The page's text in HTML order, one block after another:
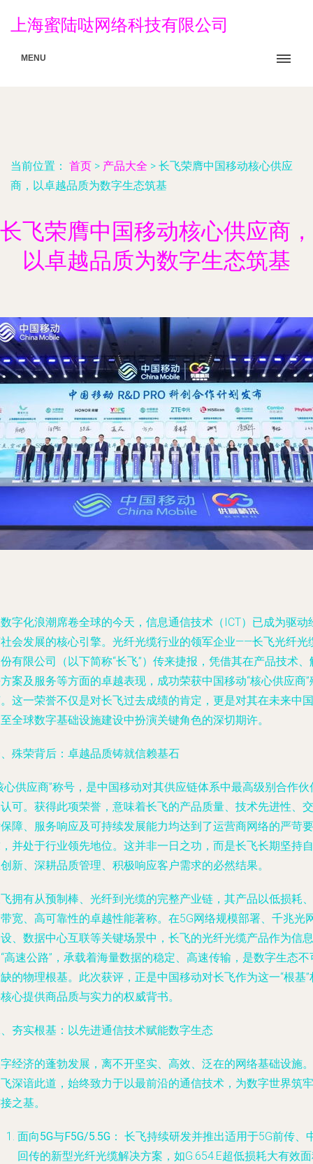
上海蜜陆哒网络科技有限公司
MENU
当前位置： 首页 > 产品大全 > 长飞荣膺中国移动核心供应
商，以卓越品质为数字生态筑基
长飞荣膺中国移动核心供应商，
以卓越品质为数字生态筑基
字化浪潮席卷全球的今天，信息通信技术（ICT）已成为驱动
会发展的核心引擎。光纤光缆行业的领军企业——长飞光纤光
有限公司（以下简称“长飞”）传来捷报，凭借其在产品技术、
案及服务等方面的卓越表现，成功荣获中国移动“核心供应商”
这一荣誉不仅是对长飞过去成绩的肯定，更是对其在未来中国
全球数字基础设施建设中扮演关键角色的深切期许。
殊荣背后：卓越品质铸就信赖基石
心供应商”称号，是中国移动对其供应链体系中最高级别合作伙
可。获得此项荣誉，意味着长飞的产品质量、技术先进性、交
障、服务响应及可持续发展能力均达到了运营商网络的严苛要
并处于行业领先地位。这并非一日之功，而是长飞长期坚持自
新、深耕品质管理、积极响应客户需求的必然结果。
拥有从预制棒、光纤到光缆的完整产业链，其产品以低损耗、
宽、高可靠性的卓越性能著称。在5G网络规模部署、千兆光
、数据中心互联等关键场景中，长飞的光纤光缆产品作为信息
高速公路”，承载着海量数据的稳定、高速传输，是数字生态不
的物理根基。此次获评，正是中国移动对长飞作为这一“根基”
心提供商品质与实力的权威背书。
夯实根基：以先进通信技术赋能数字生态
经济的蓬勃发展，离不开坚实、高效、泛在的网络基础设施。
深谙此道，始终致力于以最前沿的通信技术，为数字世界筑牢
之基。
面向5G与F5G/5.5G： 长飞持续研发并推出适用于5G前传、
回传的新型光纤光缆解决方案，如G.654.E超低损耗大有效